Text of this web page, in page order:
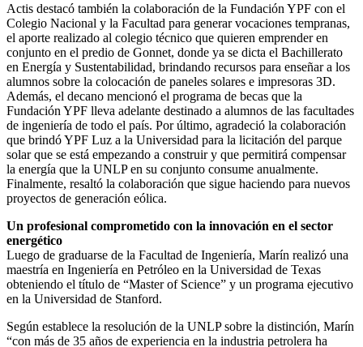
Actis destacó también la colaboración de la Fundación YPF con el
Colegio Nacional y la Facultad para generar vocaciones tempranas,
el aporte realizado al colegio técnico que quieren emprender en
conjunto en el predio de Gonnet, donde ya se dicta el Bachillerato
en Energía y Sustentabilidad, brindando recursos para enseñar a los
alumnos sobre la colocación de paneles solares e impresoras 3D.
Además, el decano mencionó el programa de becas que la
Fundación YPF lleva adelante destinado a alumnos de las facultades
de ingeniería de todo el país. Por último, agradeció la colaboración
que brindó YPF Luz a la Universidad para la licitación del parque
solar que se está empezando a construir y que permitirá compensar
la energía que la UNLP en su conjunto consume anualmente.
Finalmente, resaltó la colaboración que sigue haciendo para nuevos
proyectos de generación eólica.
Un profesional comprometido con la innovación en el sector
energético
Luego de graduarse de la Facultad de Ingeniería, Marín realizó una
maestría en Ingeniería en Petróleo en la Universidad de Texas
obteniendo el título de “Master of Science” y un programa ejecutivo
en la Universidad de Stanford.
Según establece la resolución de la UNLP sobre la distinción, Marín
“con más de 35 años de experiencia en la industria petrolera ha